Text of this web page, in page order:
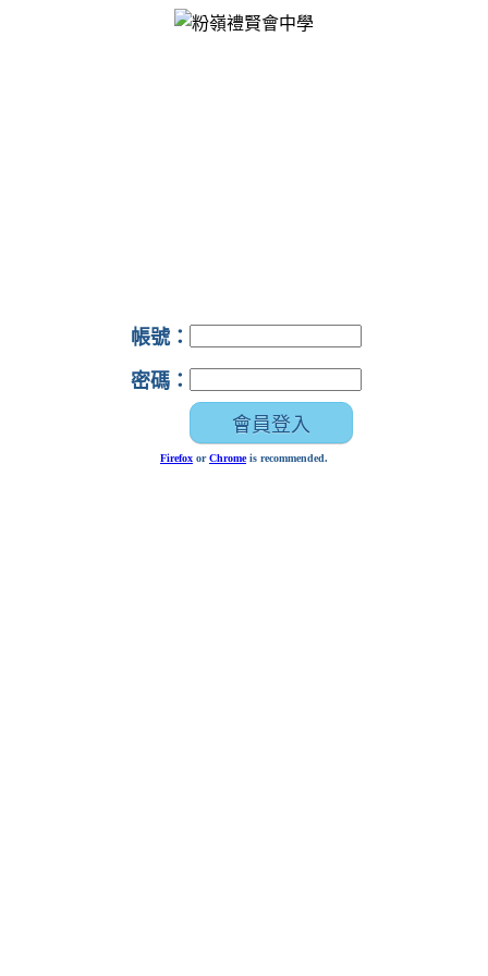
帳號：
密碼：
Firefox orChromeis recommended.